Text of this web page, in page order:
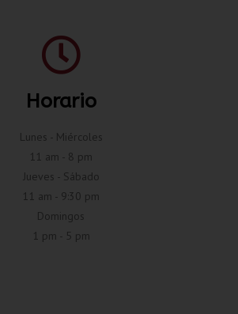
Horario
Lunes - Miércoles
11 am - 8 pm
Jueves - Sábado
11 am - 9:30 pm
Domingos
1 pm - 5 pm